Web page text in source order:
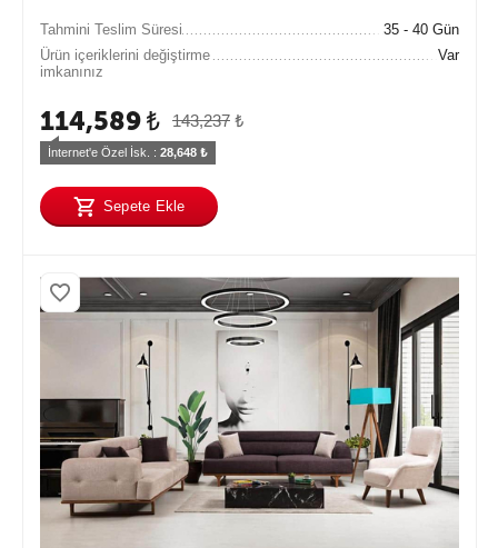
Tahmini Teslim Süresi
35 - 40 Gün
Ürün içeriklerini değiştirme
imkanınız
Var
143,237 ₺
114,589₺
İnternet'e Özel İsk. : 28,648 ₺
Sepete Ekle